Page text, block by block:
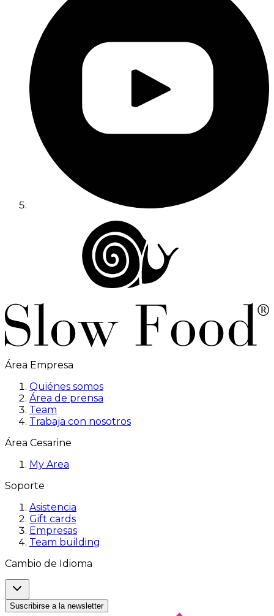
Área Empresa
Quiénes somos
Área de prensa
Team
Trabaja con nosotros
Área Cesarine
My Area
Soporte
Asistencia
Gift cards
Empresas
Team building
Cambio de Idioma
Suscribirse a la newsletter